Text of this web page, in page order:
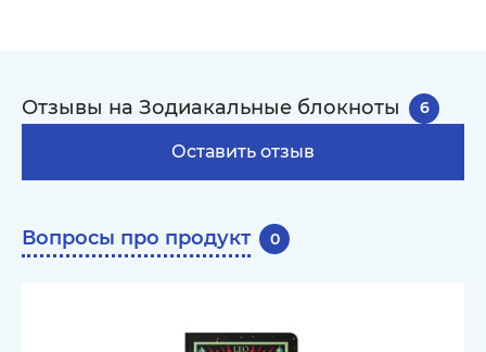
Отзывы на Зодиакальные блокноты 6
Оставить отзыв
Вопросы про продукт 0